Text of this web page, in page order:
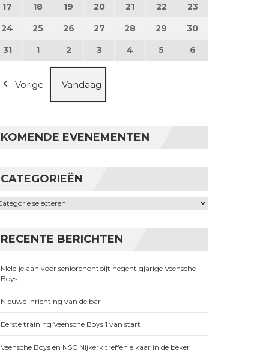
17 17 augustus 2026
18 18 augustus 2026
19 19 augustus 2026
20 20 augustus 2026
21 21 augustus 2026
22 22 augustus 2026
23
24 24 augustus 2026
25 25 augustus 2026
26 26 augustus 2026
27 27 augustus 2026
28 28 augustus 2026
29 29 augustus 2026
30
3131 augustus 2026
1 1 september 2026
2 2 september 2026
3 3 september 2026
4 4 september 2026
5 5 september 2026
6
Vorige Vandaag
KOMENDE EVENEMENTEN
CATEGORIEËN
RECENTE BERICHTEN
Meld je aan voor seniorenontbijt negentigjarige Veensche
Boys
Nieuwe inrichting van de bar
Eerste training Veensche Boys 1 van start
Veensche Boys en NSC Nijkerk treffen elkaar in de beker